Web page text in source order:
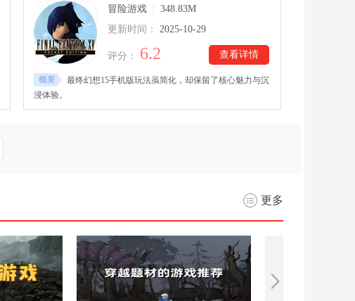
的生存竞技也将延伸至移动端，让更多玩家参与到争夺最终胜利
的战场之中。
冒险游戏
348.83M
更新时间：
2025-10-29
查看详情
评分： 6.2
概要
最终幻想15手机版玩法虽简化，却保留了核心魅力与沉
浸体验。
更多